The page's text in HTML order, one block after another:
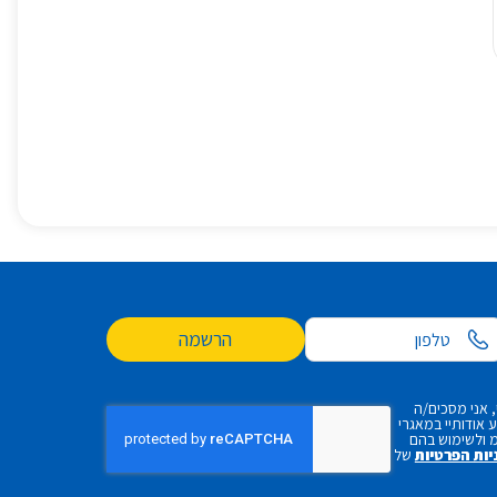
הרשמה
אני מסכים/ה
במאגרי
ולשימוש בהם
הפרטיות של